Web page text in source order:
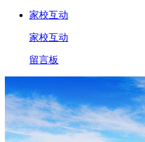
家校互动
家校互动
留言板